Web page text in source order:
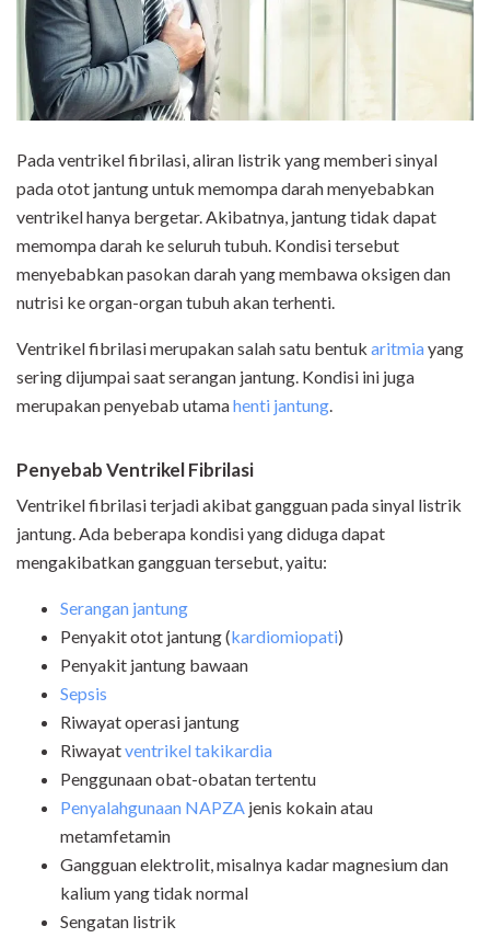
Pada ventrikel fibrilasi, aliran listrik yang memberi sinyal
pada otot jantung untuk memompa darah menyebabkan
ventrikel hanya bergetar. Akibatnya, jantung tidak dapat
memompa darah ke seluruh tubuh. Kondisi tersebut
menyebabkan pasokan darah yang membawa oksigen dan
nutrisi ke organ-organ tubuh akan terhenti.
Ventrikel fibrilasi merupakan salah satu bentuk aritmiayang
sering dijumpai saat serangan jantung. Kondisi ini juga
merupakan penyebab utamahenti jantung.
Penyebab Ventrikel Fibrilasi
Ventrikel fibrilasi terjadi akibat gangguan pada sinyal listrik
jantung. Ada beberapa kondisi yang diduga dapat
mengakibatkan gangguan tersebut, yaitu:
Serangan jantung
Penyakit otot jantung (kardiomiopati)
Penyakit jantung bawaan
Sepsis
Riwayat operasi jantung
Riwayatventrikel takikardia
Penggunaan obat-obatan tertentu
Penyalahgunaan NAPZA jenis kokain atau
metamfetamin
Gangguan elektrolit, misalnya kadar magnesium dan
kalium yang tidak normal
Sengatan listrik